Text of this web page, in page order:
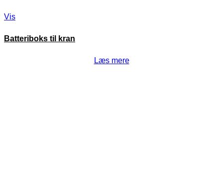
Vis
Batteriboks til kran
Læs mere